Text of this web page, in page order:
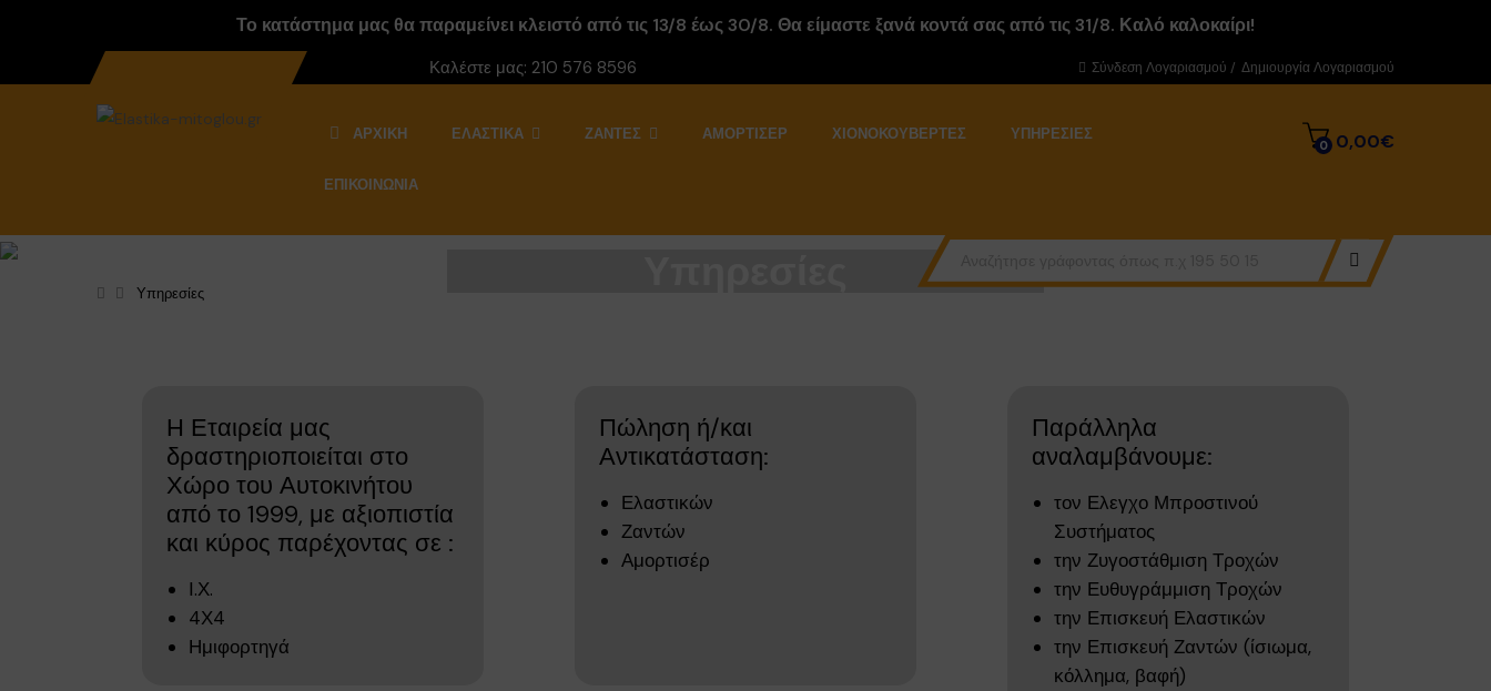
Το κατάστημα μας θα παραμείνει κλειστό από τις 13/8 έως 30/8. Θα είμαστε ξανά κοντά σας από τις 31/8. Καλό καλοκαίρι!
Καλέστε μας: 210 576 8596 Σύνδεση Λογαριασμού / Δημιουργία Λογαριασμού
ΑΡΧΙΚΉ ΕΛΑΣΤΙΚΆ ΖΆΝΤΕΣ ΑΜΟΡΤΙΣΕΡ ΧΙΟΝΟΚΟΥΒΈΡΤΕΣ ΥΠΗΡΕΣΊΕΣ
ΕΠΙΚΟΙΝΩΝΊΑ
0 0,00€
Υπηρεσίες
Η Εταιρεία μας
δραστηριοποιείται στο
Χώρο του Αυτοκινήτου
από το 1999, με αξιοπιστία
και κύρος παρέχοντας σε :
Ι.Χ.
4Χ4
Ημιφορτηγά
Πώληση ή/και
Αντικατάσταση:
Ελαστικών
Ζαντών
Αμορτισέρ
Παράλληλα
αναλαμβάνουμε:
τον Ελεγχο Μπροστινού
Συστήματος
την Ζυγοστάθμιση Τροχών
την Ευθυγράμμιση Τροχών
την Επισκευή Ελαστικών
την Επισκευή Ζαντών (ίσιωμα,
κόλλημα, βαφή)